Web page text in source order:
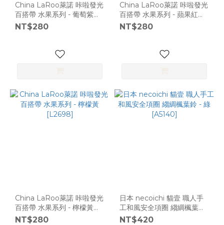
China LaRoo萊諾 咔啦發光
百搭帶 水果系列 - 葡萄紫
[L2698]
NT$280
China LaRoo萊諾 咔啦發光
百搭帶 水果系列 - 蘋果紅
[L2698]
NT$280
China LaRoo萊諾 咔啦發光
百搭帶 水果系列 - 檸檬黃
[L2698]
NT$280
日本 necoichi 貓壹 職人手
工和風安全項圈 縐綢楓葉鈴
- 綠 [A5140]
NT$420